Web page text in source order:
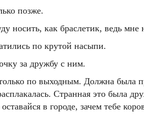
позже.
носить, как браслетик, ведь
по крутой насыпи.
за дружбу с ним.
по выходным. Должна была
Странная это была
в городе, зачем тебе